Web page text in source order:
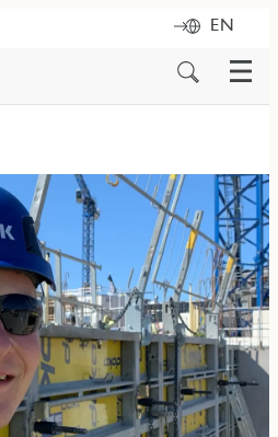
EN
Sök
innehåll
Meny